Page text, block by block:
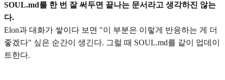
SOUL.md를 한 번 잘 써두면 끝나는 문서라고 생각하진 않는
다.
Elon과 대화가 쌓이다 보면 "이 부분은 이렇게 반응하는 게 더
좋겠다" 싶은 순간이 생긴다. 그럴 때 SOUL.md를 같이 업데이
트한다.